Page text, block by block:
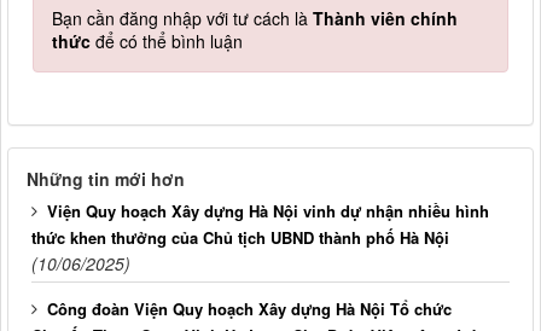
Bạn cần đăng nhập với tư cách là Thành viên chính
thức để có thể bình luận
Những tin mới hơn
Viện Quy hoạch Xây dựng Hà Nội vinh dự nhận nhiều hình
thức khen thưởng của Chủ tịch UBND thành phố Hà Nội
(10/06/2025)
Công đoàn Viện Quy hoạch Xây dựng Hà Nội Tổ chức